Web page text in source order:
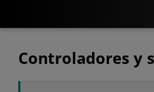
Controladores y